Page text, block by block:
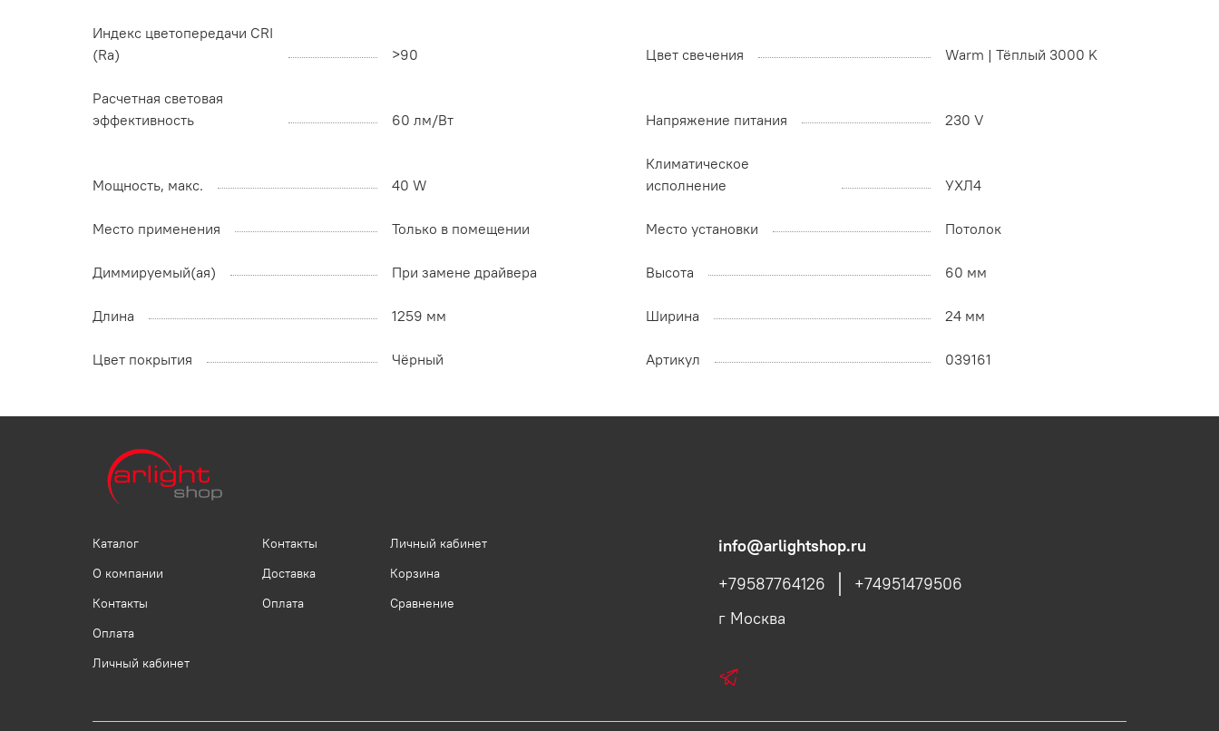
Индекс цветопередачи CRI
(Ra)
>90 Цвет свечения Warm | Тёплый 3000 K
Расчетная световая
эффективность
60 лм/Вт Напряжение питания 230 V
Мощность, макс. 40 W
Климатическое
исполнение
УХЛ4
Место применения Только в помещении Место установки Потолок
Диммируемый(ая) При замене драйвера Высота 60 мм
Длина 1259 мм Ширина 24 мм
Цвет покрытия Чёрный Артикул 039161
Каталог
О компании
Контакты
Оплата
Личный кабинет
Контакты
Доставка
Оплата
Личный кабинет
Корзина
Сравнение
info@arlightshop.ru
+79587764126
+74951479506
г Москва